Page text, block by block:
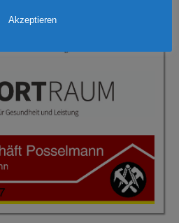
Akzeptieren